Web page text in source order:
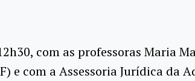
com as professoras Maria
e com a Assessoria Jurídica da